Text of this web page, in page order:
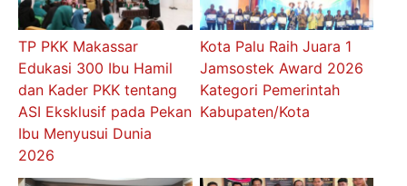
TP PKK Makassar
Edukasi 300 Ibu Hamil
dan Kader PKK tentang
ASI Eksklusif pada Pekan
Ibu Menyusui Dunia
2026
Kota Palu Raih Juara 1
Jamsostek Award 2026
Kategori Pemerintah
Kabupaten/Kota